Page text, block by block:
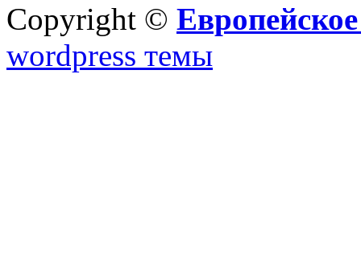
Copyright ©
wordpress темы